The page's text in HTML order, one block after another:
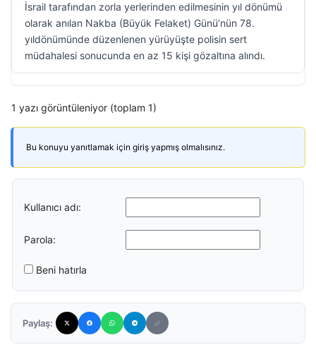
İsrail tarafından zorla yerlerinden edilmesinin yıl dönümü
olarak anılan Nakba (Büyük Felaket) Günü’nün 78.
yıldönümünde düzenlenen yürüyüşte polisin sert
müdahalesi sonucunda en az 15 kişi gözaltına alındı.
1 yazı görüntüleniyor (toplam 1)
Bu konuyu yanıtlamak için giriş yapmış olmalısınız.
Kullanıcı adı:
Parola:
Beni hatırla
Paylaş: